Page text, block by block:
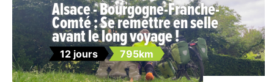
Alsace - Bourgogne-Franche-
Comté : Se remettre en selle
avant le long voyage !
12 jours 795km